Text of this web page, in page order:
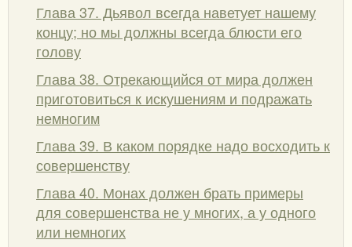
Глава 37. Дьявол всегда наветует нашему
концу; но мы должны всегда блюсти его
голову
Глава 38. Отрекающийся от мира должен
приготовиться к искушениям и подражать
немногим
Глава 39. В каком порядке надо восходить к
совершенству
Глава 40. Монах должен брать примеры
для совершенства не у многих, а у одного
или немногих